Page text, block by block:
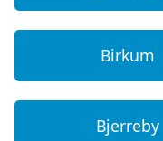
Birkum
Bjerreby